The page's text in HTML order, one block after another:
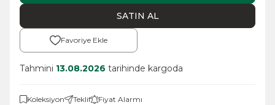
SATIN AL
Favoriye Ekle
Tahmini 13.08.2026 tarihinde kargoda
Koleksiyon Teklif Fiyat Alarmı